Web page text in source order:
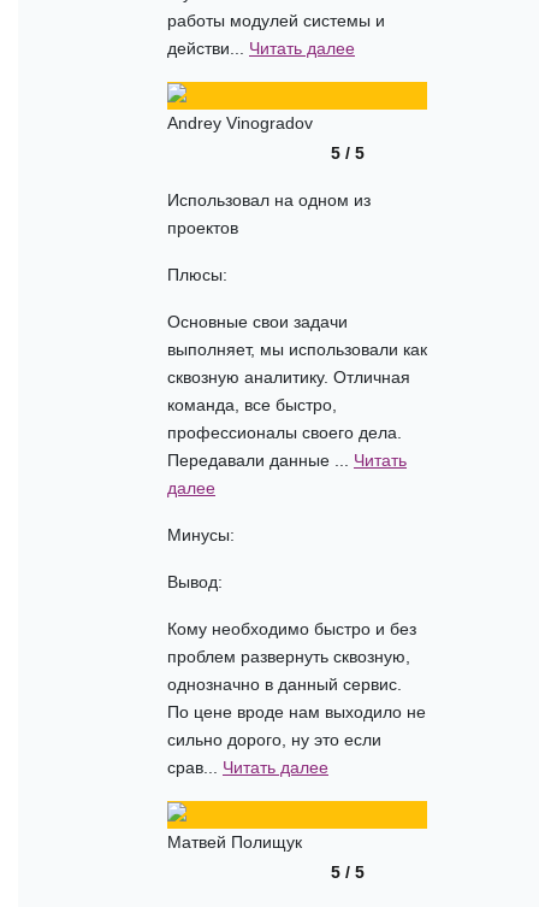
работы модулей системы и
действи... Читать далее
Andrey Vinogradov
5 / 5
Использовал на одном из
проектов
Плюсы:
Основные свои задачи
выполняет, мы использовали как
сквозную аналитику. Отличная
команда, все быстро,
профессионалы своего дела.
Передавали данные ... Читать
далее
Минусы:
Вывод:
Кому необходимо быстро и без
проблем развернуть сквозную,
однозначно в данный сервис.
По цене вроде нам выходило не
сильно дорого, ну это если
срав... Читать далее
Матвей Полищук
5 / 5